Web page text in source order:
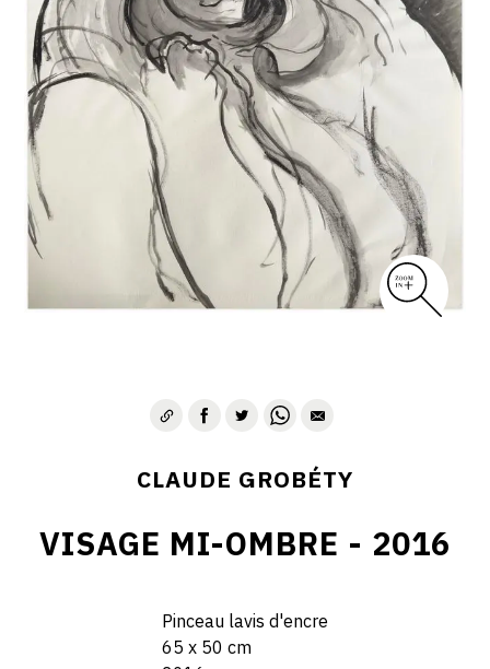
CONTACT
CLAUDE GROBÉTY
VISAGE MI-OMBRE - 2016
Pinceau lavis d'encre
65 x 50 cm